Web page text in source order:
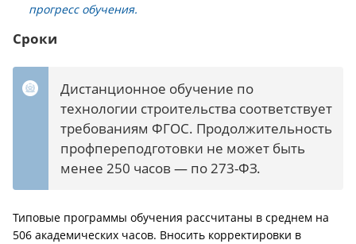
прогресс обучения.
Сроки
Дистанционное обучение по
технологии строительства соответствует
требованиям ФГОС. Продолжительность
профпереподготовки не может быть
менее 250 часов — по 273-ФЗ.
Типовые программы обучения рассчитаны в среднем на
506 академических часов. Вносить корректировки в